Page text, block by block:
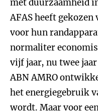
met duurzaamheid
AFAS heeft
voor hun
normaliter
vijf jaar, nu twee
ABN AMRO
het energiegebruik
wordt. Maar voor